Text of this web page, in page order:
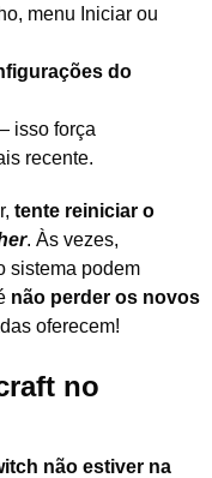
menu Iniciar ou
do
isso força
recente.
tente reiniciar o
. Às vezes,
sistema podem
não perder os novos
oferecem!
no
não estiver na